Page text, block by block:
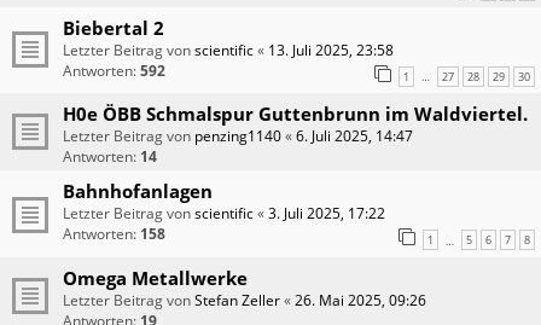
Biebertal 2
Letzter Beitrag vonscientific« 13. Juli 2025, 23:58
Antworten:592 1 … 27 28 29 30
H0e ÖBB Schmalspur Guttenbrunn im Waldviertel.
Letzter Beitrag von penzing1140«6. Juli 2025, 14:47
Antworten: 14
Bahnhofanlagen
Letzter Beitrag vonscientific«3. Juli 2025, 17:22
Antworten: 158 1 … 5 6 7 8
Omega Metallwerke
Letzter Beitrag vonStefan Zeller«26. Mai 2025, 09:26
Antworten: 19